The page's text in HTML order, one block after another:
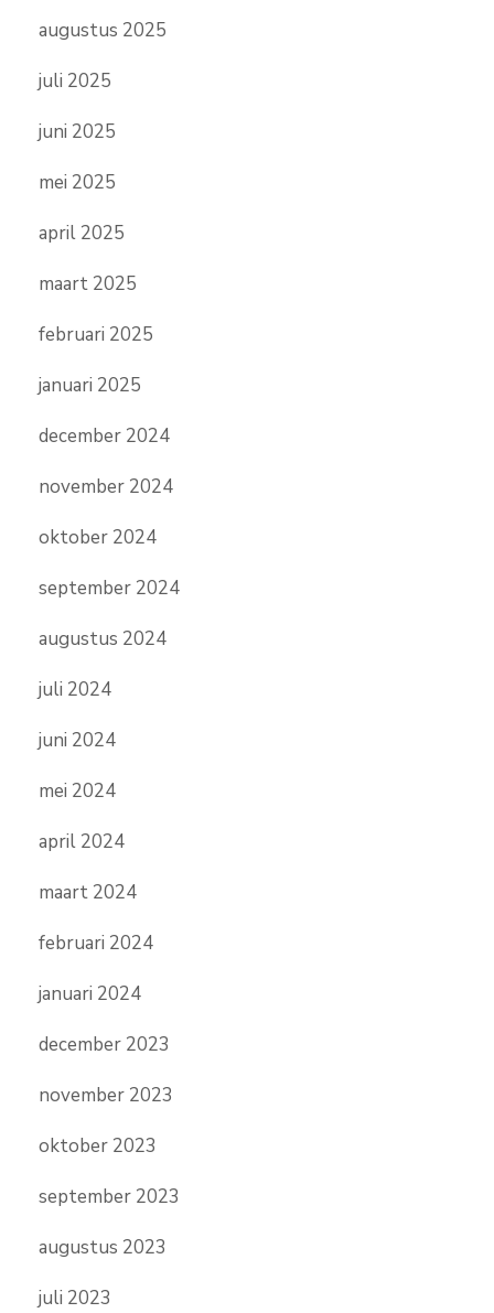
augustus 2025
juli 2025
juni 2025
mei 2025
april 2025
maart 2025
februari 2025
januari 2025
december 2024
november 2024
oktober 2024
september 2024
augustus 2024
juli 2024
juni 2024
mei 2024
april 2024
maart 2024
februari 2024
januari 2024
december 2023
november 2023
oktober 2023
september 2023
augustus 2023
juli 2023